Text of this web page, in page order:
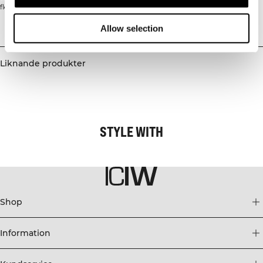
Allow selection
flexibel passform med lätt support. De justerbara axelbanden och uttagbara
kuporna låter dig anpassa passformen efter dina behov. 75% Nylon, 25%
Liknande produkter
STYLE WITH
Shop
Information